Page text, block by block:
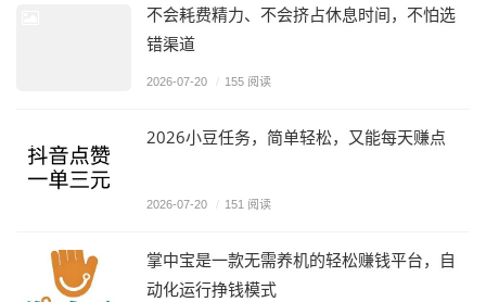
不会耗费精力、不会挤占休息时间，不怕选
错渠道
2026-07-20 / 155 阅读
2026小豆任务，简单轻松，又能每天赚点
2026-07-20 / 151 阅读
掌中宝是一款无需养机的轻松赚钱平台，自
动化运行挣钱模式